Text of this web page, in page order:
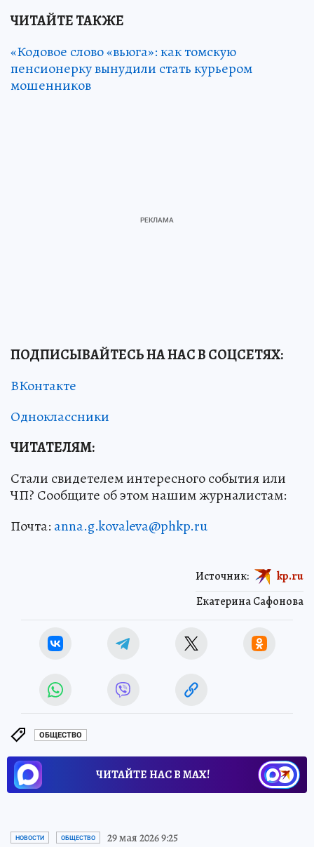
ЧИТАЙТЕ ТАКЖЕ
«Кодовое слово «вьюга»: как томскую
пенсионерку вынудили стать курьером
мошенников
ПОДПИСЫВАЙТЕСЬ НА НАС В СОЦСЕТЯХ:
ВКонтакте
Одноклассники
ЧИТАТЕЛЯМ:
Стали свидетелем интересного события или
ЧП? Сообщите об этом нашим журналистам:
Почта: anna.g.kovaleva@phkp.ru
Екатерина Сафонова
Источник: kp.ru
ОБЩЕСТВО
ЧИТАЙТЕ НАС В МАХ!
НОВОСТИ ОБЩЕСТВО 29 мая 2026 9:25